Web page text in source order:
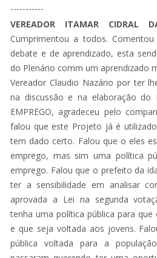
-----------
VEREADOR ITAMAR CIDRAL
Cumprimentou a todos.
debate e de aprendizado, esta
do Plenário comm um aprendizado
Vereador Claudio Nazário por ter
na discussão e na elaboração do
EMPREGO, agradeceu pelo
falou que este Projeto já é
tem dado certo. Falou que o eles
emprego, mas sim uma política
emprego. Falou que o prefeito da
ter a sensibilidade em analisar
aprovada a Lei na segunda
tenha uma política pública para
e que seja voltada aos jovens.
pública voltada para a